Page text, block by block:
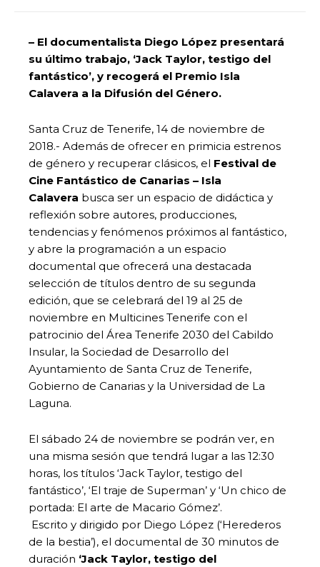
– El documentalista Diego López presentará
su último trabajo, ‘Jack Taylor, testigo del
fantástico’, y recogerá el Premio Isla
Calavera a la Difusión del Género.
Santa Cruz de Tenerife, 14 de noviembre de
2018.- Además de ofrecer en primicia estrenos
de género y recuperar clásicos, el Festival de
Cine Fantástico de Canarias – Isla
Calavera busca ser un espacio de didáctica y
reflexión sobre autores, producciones,
tendencias y fenómenos próximos al fantástico,
y abre la programación a un espacio
documental que ofrecerá una destacada
selección de títulos dentro de su segunda
edición, que se celebrará del 19 al 25 de
noviembre en Multicines Tenerife con el
patrocinio del Área Tenerife 2030 del Cabildo
Insular, la Sociedad de Desarrollo del
Ayuntamiento de Santa Cruz de Tenerife,
Gobierno de Canarias y la Universidad de La
Laguna.
El sábado 24 de noviembre se podrán ver, en
una misma sesión que tendrá lugar a las 12:30
horas, los títulos ‘Jack Taylor, testigo del
fantástico’, ‘El traje de Superman’ y ‘Un chico de
portada: El arte de Macario Gómez’.
Escrito y dirigido por Diego López (‘Herederos
de la bestia’), el documental de 30 minutos de
duración ‘Jack Taylor, testigo del